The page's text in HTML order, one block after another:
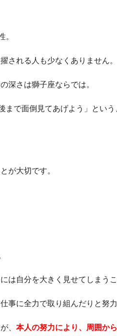
。
される人も少なくありません。
深さは獅子座ならでは。
で面倒見てあげよう」とい
が大切です。
は自分を大きく見せてしまう
事に全力で取り組んだりと努力
、 本人の努力により、周囲か